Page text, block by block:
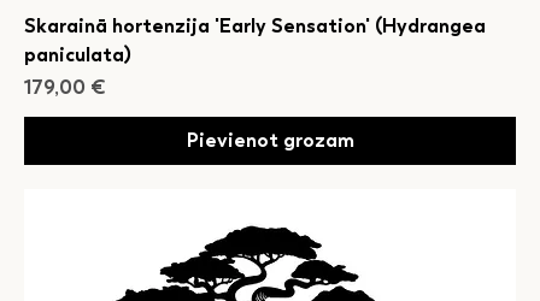
Skarainā hortenzija 'Early Sensation' (Hydrangea
paniculata)
Cena
179,00 €
Pievienot grozam